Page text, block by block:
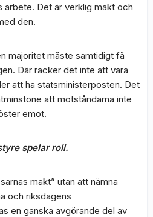
arbete. Det är verklig makt och
den.
majoritet måste samtidigt få
Där räcker det inte att vara
att ha statsministerposten. Det
att motståndarna inte
emot.
spelar roll.
makt” utan att nämna
och riksdagens
en ganska avgörande del av